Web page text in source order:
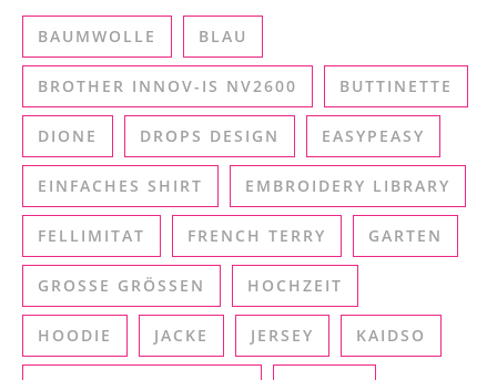
BAUMWOLLE BLAU
BROTHER INNOV-IS NV2600 BUTTINETTE
DIONE DROPS DESIGN EASYPEASY
EINFACHES SHIRT EMBROIDERY LIBRARY
FELLIMITAT FRENCH TERRY GARTEN
GROSSE GRÖSSEN HOCHZEIT
HOODIE JACKE JERSEY KAIDSO